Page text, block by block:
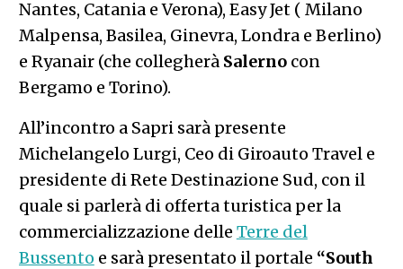
Nantes, Catania e Verona), Easy Jet ( Milano
Malpensa, Basilea, Ginevra, Londra e Berlino)
e Ryanair (che collegherà Salerno con
Bergamo e Torino).
All’incontro a Sapri sarà presente
Michelangelo Lurgi, Ceo di Giroauto Travel e
presidente di Rete Destinazione Sud, con il
quale si parlerà di offerta turistica per la
commercializzazione delle Terre del
Bussento e sarà presentato il portale “South